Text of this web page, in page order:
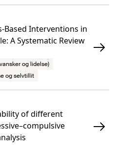
Interventions in
A Systematic Review
og lidelse)
og selvtillit
of different